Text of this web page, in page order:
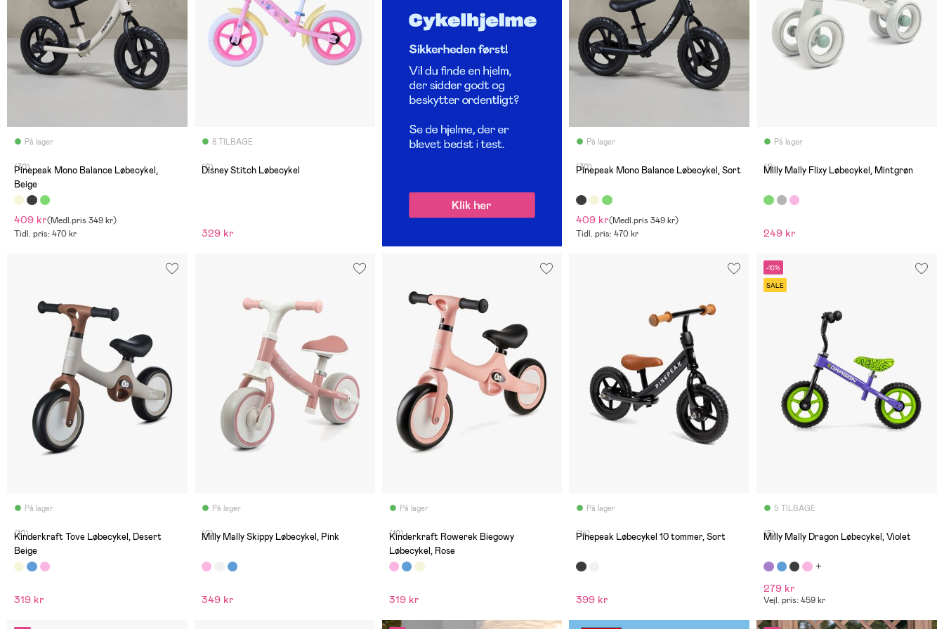
På lager
(30)
Pinepeak Mono Balance Løbecykel,
Beige
409 kr(Medl.pris 349 kr)
Tidl. pris: 470 kr
8 TILBAGE
(0)
Disney Stitch Løbecykel
329 kr
På lager
(30)
Pinepeak Mono Balance Løbecykel, Sort
409 kr(Medl.pris 349 kr)
Tidl. pris: 470 kr
På lager
(1)
Milly Mally Flixy Løbecykel, Mintgrøn
249 kr
På lager
(10)
Kinderkraft Tove Løbecykel, Desert
Beige
319 kr
På lager
(0)
Milly Mally Skippy Løbecykel, Pink
349 kr
På lager
(10)
Kinderkraft Rowerek Biegowy
Løbecykel, Rose
319 kr
På lager
(14)
Pinepeak Løbecykel 10 tommer, Sort
399 kr
-10%
SALE
5 TILBAGE
(5)
Milly Mally Dragon Løbecykel, Violet
279 kr
Vejl. pris: 459 kr